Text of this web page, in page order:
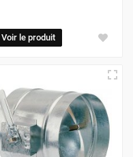
Voir le produit